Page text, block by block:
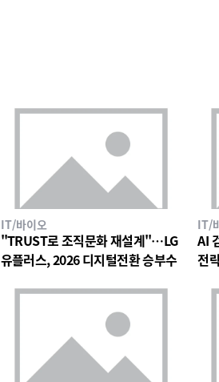
IT/바이오
"TRUST로 조직문화 재설계"…LG
유플러스, 2026 디지털전환 승부수
IT/
AI
전